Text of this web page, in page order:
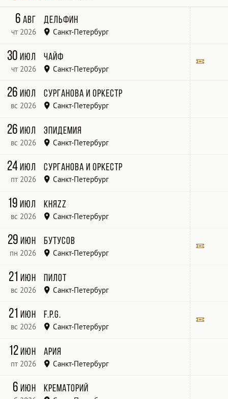
6авг
чт 2026
Дельфин
Санкт-Петербург
30июл
чт 2026
Чайф
Санкт-Петербург
26июл
вс 2026
Сурганова и Оркестр
Санкт-Петербург
26июл
вс 2026
Эпидемия
Санкт-Петербург
Петербург - «Муз Порт»
24июл
пт 2026
Сурганова и Оркестр
Санкт-Петербург
19июл
вс 2026
КняZz
Санкт-Петербург
Ледовый Дворец
29июн
пн 2026
Бутусов
Санкт-Петербург
Roof Place
21июн
вс 2026
Пилот
Санкт-Петербург
Крыша ROOF Place
21июн
вс 2026
F.P.G.
Санкт-Петербург
МУЗ ПОРТ
12июн
пт 2026
Ария
Санкт-Петербург
СК Юбилейный
6июн Крематорий